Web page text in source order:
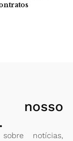
nosso
notícias,